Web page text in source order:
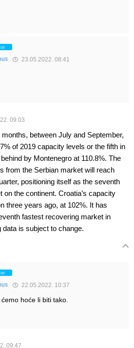
23.05.2022. 08:41
09:03
between July and September,
of 2019 capacity levels or the fifth in
by Montenegro at 110.8%. The
from the Serbian market will reach
positioning itself as the seventh
the continent. Croatia’s capacity
three years ago, at 102%. It has
fastest recovering market in
data is subject to change.
22.05.2022. 10:37
hoće li biti tako.
09:47